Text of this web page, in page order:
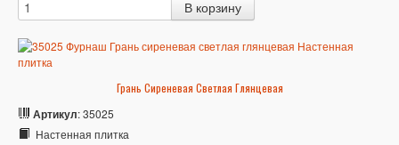
Грань Сиреневая Светлая Глянцевая
Артикул: 35025
Настенная плитка